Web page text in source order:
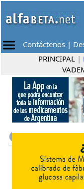
Contáctenos |
PRINCIPAL |